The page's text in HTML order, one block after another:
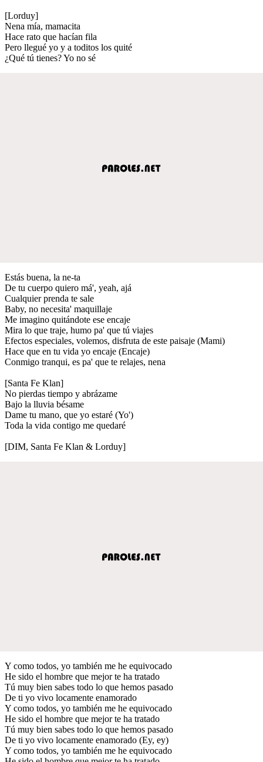
[Lorduy]
Nena mía, mamacita
Hace rato que hacían fila
Pero llegué yo y a toditos los quité
¿Qué tú tienes? Yo no sé
Estás buena, la ne-ta
De tu cuerpo quiero má', yeah, ajá
Cualquier prenda te sale
Baby, no necesita' maquillaje
Me imagino quitándote ese encaje
Mira lo que traje, humo pa' que tú viajes
Efectos especiales, volemos, disfruta de este paisaje (Mami)
Hace que en tu vida yo encaje (Encaje)
Conmigo tranqui, es pa' que te relajes, nena
[Santa Fe Klan]
No pierdas tiempo y abrázame
Bajo la lluvia bésame
Dame tu mano, que yo estaré (Yo')
Toda la vida contigo me quedaré
[DIM, Santa Fe Klan & Lorduy]
Y como todos, yo también me he equivocado
He sido el hombre que mejor te ha tratado
Tú muy bien sabes todo lo que hemos pasado
De ti yo vivo locamente enamorado
Y como todos, yo también me he equivocado
He sido el hombre que mejor te ha tratado
Tú muy bien sabes todo lo que hemos pasado
De ti yo vivo locamente enamorado (Ey, ey)
Y como todos, yo también me he equivocado